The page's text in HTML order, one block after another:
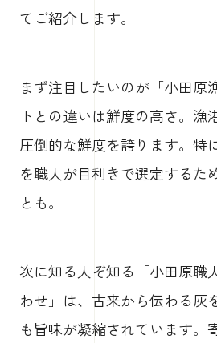
てご紹介します。
まず注目したいのが「小田原
トとの違いは鮮度の高さ。
圧倒的な鮮度を誇ります。特
を職人が目利きで選定するた
とも。
次に知る人ぞ知る「小田原職
わせ」は、古来から伝わる灰
も旨味が凝縮されています。